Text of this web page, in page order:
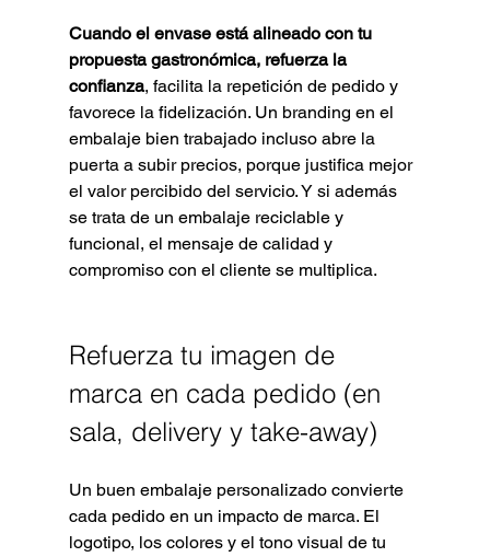
Cuando el envase está alineado con tu
propuesta gastronómica, refuerza la
confianza, facilita la repetición de pedido y
favorece la fidelización. Un branding en el
embalaje bien trabajado incluso abre la
puerta a subir precios, porque justifica mejor
el valor percibido del servicio. Y si además
se trata de un embalaje reciclable y
funcional, el mensaje de calidad y
compromiso con el cliente se multiplica.
Refuerza tu imagen de
marca en cada pedido (en
sala, delivery y take-away)
Un buen embalaje personalizado convierte
cada pedido en un impacto de marca. El
logotipo, los colores y el tono visual de tu